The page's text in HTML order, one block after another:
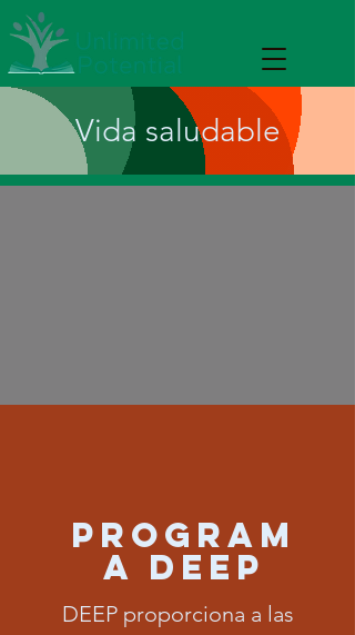
Vida saludable
PROGRAM
A DEEP
DEEP proporciona a las